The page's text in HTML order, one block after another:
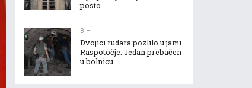
posto
BIH
Dvojici rudara pozlilo u jami
Raspotočje: Jedan prebačen
u bolnicu